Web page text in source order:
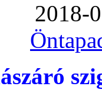
2018-